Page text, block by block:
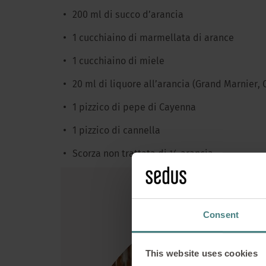
Consent
This website uses cookies
Petto
In linea con la
200 ml di succo d’arancia
1 cucchiaino di marmellata di arance
1 cucchiaino di miele
20 ml di liquore all’arancia (Grand Marnier,
1 pizzico di pepe di Cayenna
1 pizzico di cannella
Scorza non trattata di ½ arancia